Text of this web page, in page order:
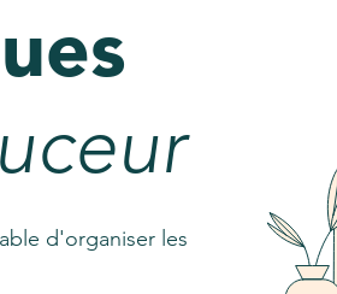
d'organiser les